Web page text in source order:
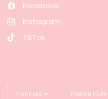
Facebook
Instagram
TikTok